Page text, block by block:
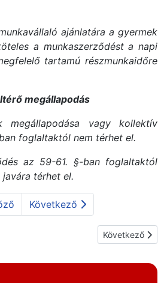
ajánlatára a gyermek
a munkaszerződést a napi
tartamú részmunkaidőre
megállapodás
vagy kollektív
foglaltaktól nem térhet el.
az 59-61. §-ban foglaltaktól
térhet el.
Következő
lekötött óraszámok változása
Következő
Következő